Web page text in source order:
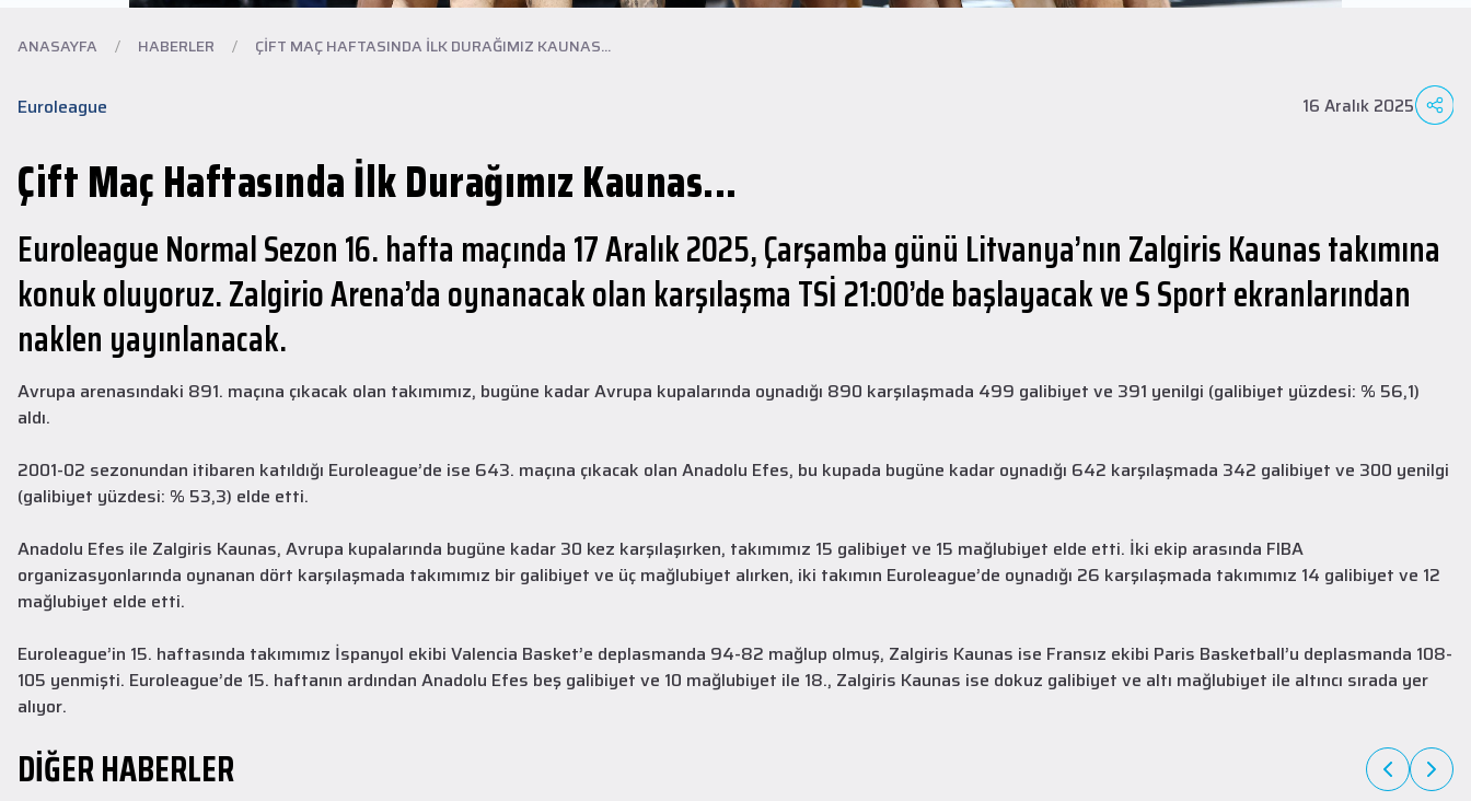
ANASAYFA / HABERLER / ÇIFT MAÇ HAFTASINDA İLK DURAĞIMIZ KAUNAS...
Euroleague 16 Aralık 2025
Çift Maç Haftasında İlk Durağımız Kaunas...
Euroleague Normal Sezon 16. hafta maçında 17 Aralık 2025, Çarşamba günü Litvanya’nın Zalgiris Kaunas takımına
konuk oluyoruz. Zalgirio Arena’da oynanacak olan karşılaşma TSİ 21:00’de başlayacak ve S Sport ekranlarından
naklen yayınlanacak.
Avrupa arenasındaki 891. maçına çıkacak olan takımımız, bugüne kadar Avrupa kupalarında oynadığı 890 karşılaşmada 499 galibiyet ve 391 yenilgi (galibiyet yüzdesi: % 56,1)
aldı.
2001-02 sezonundan itibaren katıldığı Euroleague’de ise 643. maçına çıkacak olan Anadolu Efes, bu kupada bugüne kadar oynadığı 642 karşılaşmada 342 galibiyet ve 300 yenilgi
(galibiyet yüzdesi: % 53,3) elde etti.
Anadolu Efes ile Zalgiris Kaunas, Avrupa kupalarında bugüne kadar 30 kez karşılaşırken, takımımız 15 galibiyet ve 15 mağlubiyet elde etti. İki ekip arasında FIBA
organizasyonlarında oynanan dört karşılaşmada takımımız bir galibiyet ve üç mağlubiyet alırken, iki takımın Euroleague’de oynadığı 26 karşılaşmada takımımız 14 galibiyet ve 12
mağlubiyet elde etti.
Euroleague’in 15. haftasında takımımız İspanyol ekibi Valencia Basket’e deplasmanda 94-82 mağlup olmuş, Zalgiris Kaunas ise Fransız ekibi Paris Basketball’u deplasmanda 108-
105 yenmişti. Euroleague’de 15. haftanın ardından Anadolu Efes beş galibiyet ve 10 mağlubiyet ile 18., Zalgiris Kaunas ise dokuz galibiyet ve altı mağlubiyet ile altıncı sırada yer
alıyor.
DİĞER HABERLER
Altyapı Takımlarımız Yeni Sezon
Çalışmalarına Başladı
antrenmanlarını gerçekleştirdi.
Yeni transferimiz Collin Malcolm, Anadolu
A Takım 27 Temmuz 2026
1997 doğumlu Amerikalı oyuncu Collin Malcolm, üniversite kariyerini
Warner Pacific College'da tamamladıktan sonra profesyonel